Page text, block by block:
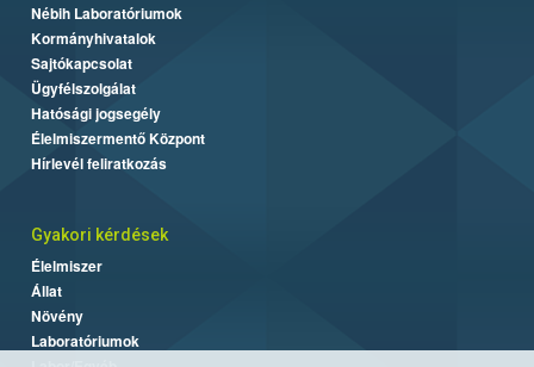
Nébih Laboratóriumok
Kormányhivatalok
Sajtókapcsolat
Ügyfélszolgálat
Hatósági jogsegély
Élelmiszermentő Központ
Hírlevél feliratkozás
Gyakori kérdések
Élelmiszer
Állat
Növény
Laboratóriumok